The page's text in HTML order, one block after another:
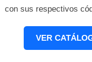
con sus respectivos
VER